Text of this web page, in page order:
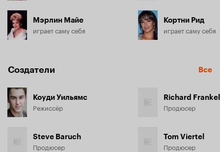
Мэрлин Майе
играет саму себя
Кортни Рид
играет саму себя
Создатели Все
Коуди Уильямс
Режиссёр
Steve Baruch
Продюсер
Richard Frankel
Продюсер
Tom Viertel
Продюсер